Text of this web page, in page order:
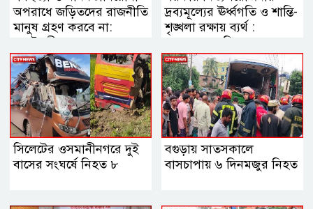
অপরাধে জড়িতদের রাজনীতি
মানুষ গ্রহণ করবে না:
স্বরাষ্ট্রমন্ত্রী
দ্রব্যমূল্যের ঊর্ধ্বগতি ও শান্তি-
শৃঙ্খলা রক্ষায় ব্যর্থ :
জামায়াত আমির
সিলেটের ওসমানীনগরে দুই
বাসের সংঘর্ষে নিহত ৮
বগুড়ায় সাতসকালে
বাসচাপায় ৬ দিনমজুর নিহত